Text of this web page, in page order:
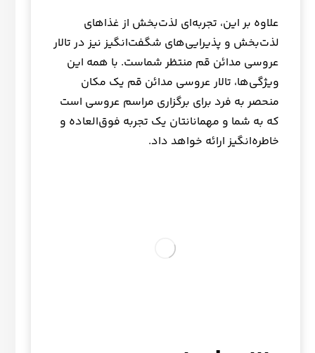
علاوه بر این، تجربه‌ای لذت‌بخش از غذاهای
لذت‌بخش و پذیرایی‌های شگفت‌انگیز نیز در تالار
عروسی مدائن قم منتظر شماست. با همه این
ویژگی‌ها، تالار عروسی مدائن قم یک مکان
منحصر به فرد برای برگزاری مراسم عروسی است
که به شما و مهمانانتان یک تجربه فوق‌العاده و
خاطره‌انگیز ارائه خواهد داد.